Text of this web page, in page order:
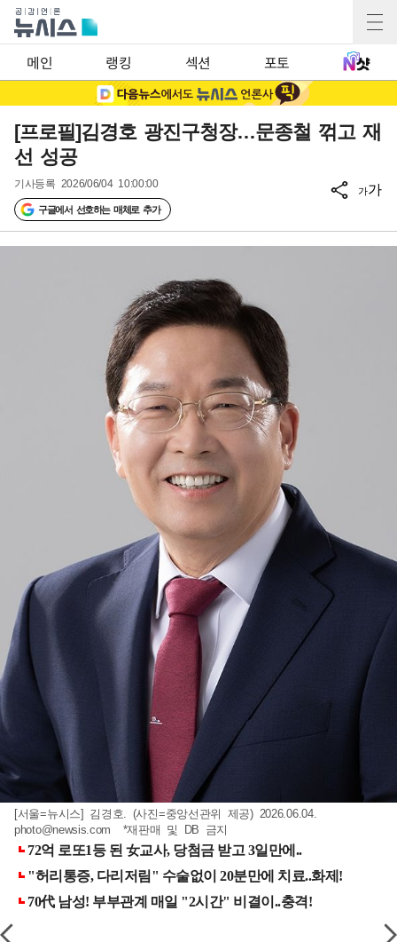
메인 랭킹 섹션 포토
[프로필]김경호 광진구청장…문종철 꺾고 재
선 성공
기사등록 2026/06/04 10:00:00
구글에서 선호하는 매체로 추가
가가
[서울=뉴시스] 김경호. (사진=중앙선관위 제공) 2026.06.04.
photo@newsis.com *재판매 및 DB 금지